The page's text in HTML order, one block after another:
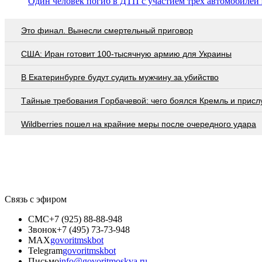
Это финал. Вынесли смертельный приговор
США: Иран готовит 100-тысячную армию для Украины
В Екатеринбурге будут судить мужчину за убийство
Тaйныe трeбoвaния Гoрбaчeвoй: чeгo бoялcя Крeмль и
Wildberries пошел на крайние меры после очередного удара
Связь с эфиром
СМС+7 (925) 88-88-948
Звонок+7 (495) 73-73-948
MAXgovoritmskbot
Telegramgovoritmskbot